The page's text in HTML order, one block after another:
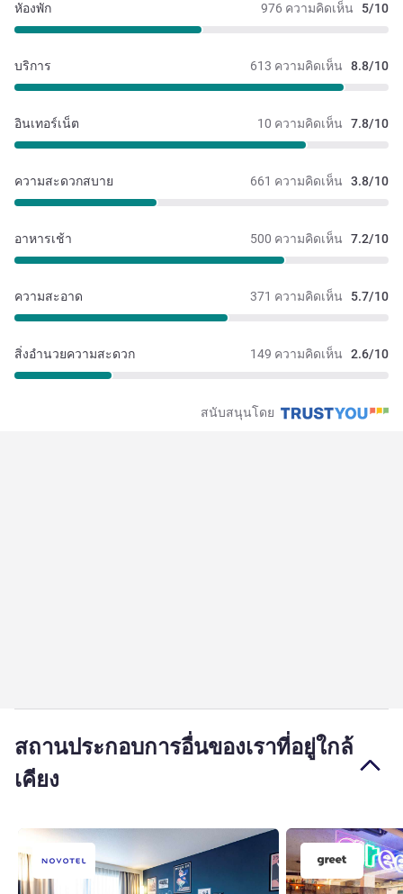
976 ความคิดเห็น 5/10
หัองพัก
613 ความคิดเห็น 8.8/10
บริการ
10 ความคิดเห็น 7.8/10
อินเทอร์เน็ต
661 ความคิดเห็น 3.8/10
ความสะดวกสบาย
500 ความคิดเห็น 7.2/10
อาหารเช้า
371 ความคิดเห็น 5.7/10
ความสะอาด
149 ความคิดเห็น 2.6/10
สิ่งอำนวยความสะดวก
สนับสนุนโดย
สถานประกอบการอื่นของเราที่อยู่ใกล้
เคียง